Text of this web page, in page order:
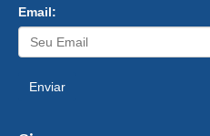
Email:
Enviar